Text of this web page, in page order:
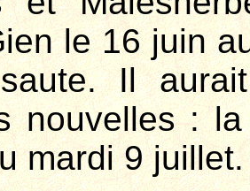
le 16 juin
Il
nouvelles :
mardi 9 juillet.